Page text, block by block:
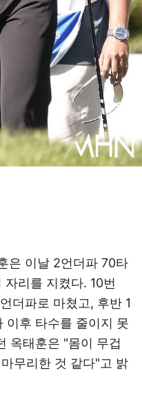
은 이날 2언더파 70타
리를 지켰다. 10번
더파로 마쳤고, 후반 1
이후 타수를 줄이지 못
옥태훈은 "몸이 무겁
무리한 것 같다"고 밝